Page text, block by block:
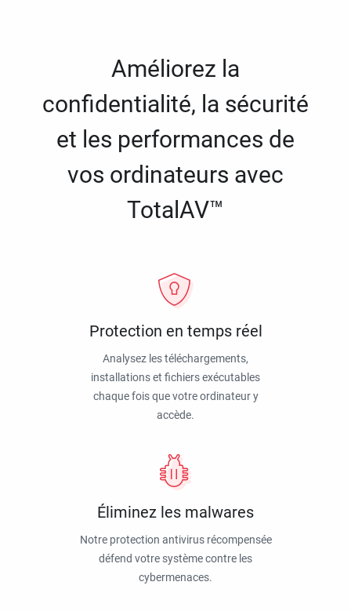
Améliorez la
confidentialité, la sécurité
et les performances de
vos ordinateurs avec
TotalAV™
Protection en temps réel
Analysez les téléchargements,
installations et fichiers exécutables
chaque fois que votre ordinateur y
accède.
Éliminez les malwares
Notre protection antivirus récompensée
défend votre système contre les
cybermenaces.